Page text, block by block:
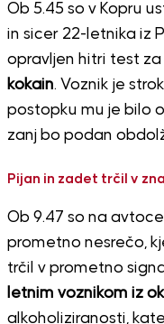
Ob 5.45 so v Kopru
in sicer 22-letnika iz
opravljen hitri test za
kokain. Voznik je
postopku mu je bilo
zanj bo podan
Pijan in zadet trčil v
Ob 9.47 so na
prometno nesrečo,
trčil v prometno
letnim voznikom iz
alkoholiziranosti,